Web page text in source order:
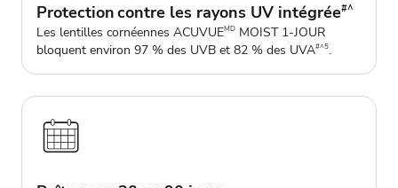
Protection contre les rayons UV intégrée#^
Les lentilles cornéennes ACUVUEMD MOIST 1-JOUR
bloquent environ 97 % des UVB et 82 % des UVA#^5.